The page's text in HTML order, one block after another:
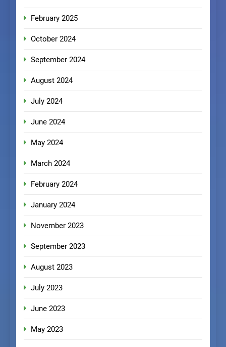
February 2025
October 2024
September 2024
August 2024
July 2024
June 2024
May 2024
March 2024
February 2024
January 2024
November 2023
September 2023
August 2023
July 2023
June 2023
May 2023